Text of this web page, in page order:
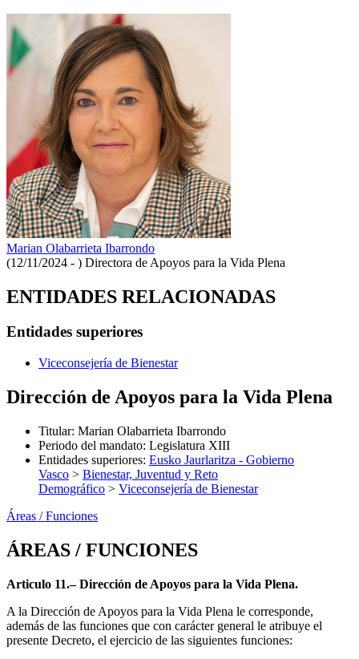
Marian Olabarrieta Ibarrondo
(12/11/2024 - ) Directora de Apoyos para la Vida Plena
ENTIDADES RELACIONADAS
Entidades superiores
Viceconsejería de Bienestar
Dirección de Apoyos para la Vida Plena
Titular: Marian Olabarrieta Ibarrondo
Periodo del mandato: Legislatura XIII
Entidades superiores: Eusko Jaurlaritza - Gobierno
Vasco > Bienestar, Juventud y Reto
Demográfico > Viceconsejería de Bienestar
Áreas / Funciones
ÁREAS / FUNCIONES
Articulo 11.– Dirección de Apoyos para la Vida Plena.
A la Dirección de Apoyos para la Vida Plena le corresponde,
además de las funciones que con carácter general le atribuye el
presente Decreto, el ejercicio de las siguientes funciones: